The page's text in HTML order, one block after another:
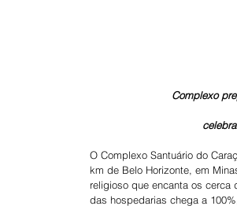
Complexo
O Complexo Santuário do
km de Belo Horizonte, em
religioso que encanta os
das hospedarias chega a